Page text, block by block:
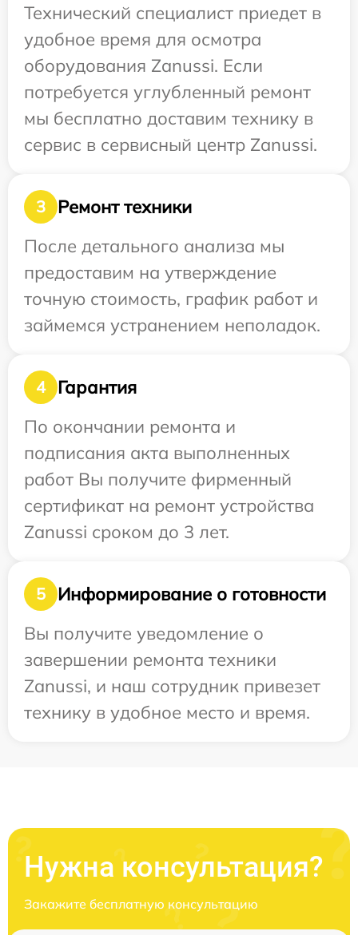
Технический специалист приедет в
удобное время для осмотра
оборудования Zanussi. Если
потребуется углубленный ремонт
мы бесплатно доставим технику в
сервис в сервисный центр Zanussi.
3
Ремонт техники
После детального анализа мы
предоставим на утверждение
точную стоимость, график работ и
займемся устранением неполадок.
4
Гарантия
По окончании ремонта и
подписания акта выполненных
работ Вы получите фирменный
сертификат на ремонт устройства
Zanussi сроком до 3 лет.
5
Информирование о готовности
Вы получите уведомление о
завершении ремонта техники
Zanussi, и наш сотрудник привезет
технику в удобное место и время.
Нужна консультация?
Закажите бесплатную консультацию